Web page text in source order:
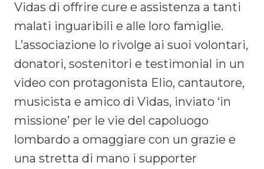
Vidas di offrire cure e assistenza a tanti
malati inguaribili e alle loro famiglie.
L’associazione lo rivolge ai suoi volontari,
donatori, sostenitori e testimonial in un
video con protagonista Elio, cantautore,
musicista e amico di Vidas, inviato ‘in
missione’ per le vie del capoluogo
lombardo a omaggiare con un grazie e
una stretta di mano i supporter